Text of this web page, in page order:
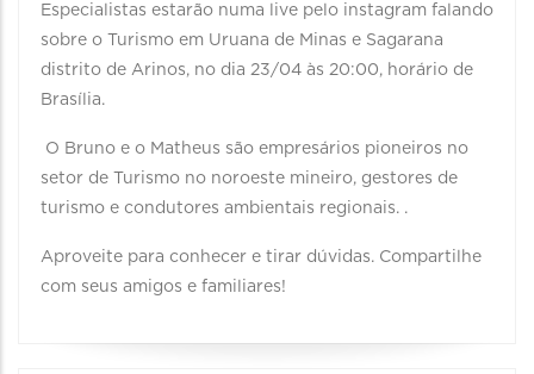
Especialistas estarão numa live pelo instagram falando
sobre o Turismo em Uruana de Minas e Sagarana
distrito de Arinos, no dia 23/04 às 20:00, horário de
Brasília.
O Bruno e o Matheus são empresários pioneiros no
setor de Turismo no noroeste mineiro, gestores de
turismo e condutores ambientais regionais. .
Aproveite para conhecer e tirar dúvidas. Compartilhe
com seus amigos e familiares!